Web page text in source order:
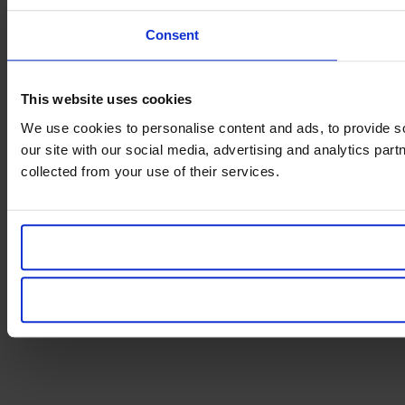
Consent
This website uses cookies
We use cookies to personalise content and ads, to provide
our site with our social media, advertising and analytics
collected from your use of their services.